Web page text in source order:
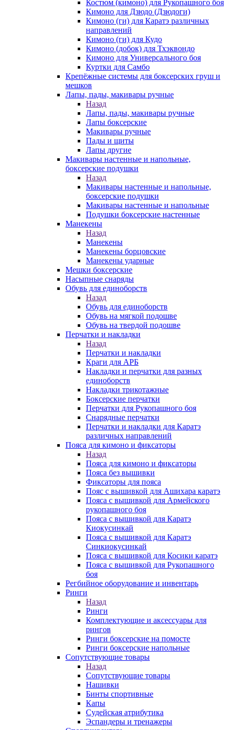
Костюм (кимоно) для Рукопашного боя
Кимоно для Дзюдо (Дзюдоги)
Кимоно (ги) для Каратэ различных
направлений
Кимоно (ги) для Кудо
Кимоно (добок) для Тхэквондо
Кимоно для Универсального боя
Куртки для Самбо
Крепёжные системы для боксерских груш и
мешков
Лапы, пады, макивары ручные
Назад
Лапы, пады, макивары ручные
Лапы боксерские
Макивары ручные
Пады и щиты
Лапы другие
Макивары настенные и напольные,
боксерские подушки
Назад
Макивары настенные и напольные,
боксерские подушки
Макивары настенные и напольные
Подушки боксерские настенные
Манекены
Назад
Манекены
Манекены борцовские
Манекены ударные
Мешки боксерские
Насыпные снаряды
Обувь для единоборств
Назад
Обувь для единоборств
Обувь на мягкой подошве
Обувь на твердой подошве
Перчатки и накладки
Назад
Перчатки и накладки
Краги для АРБ
Накладки и перчатки для разных
единоборств
Накладки трикотажные
Боксерские перчатки
Перчатки для Рукопашного боя
Снарядные перчатки
Перчатки и накладки для Каратэ
различных направлений
Пояса для кимоно и фиксаторы
Назад
Пояса для кимоно и фиксаторы
Пояса без вышивки
Фиксаторы для пояса
Пояс с вышивкой для Ашихара каратэ
Пояса с вышивкой для Армейского
рукопашного боя
Пояса с вышивкой для Каратэ
Киокусинкай
Пояса с вышивкой для Каратэ
Синкиокусинкай
Пояса с вышивкой для Косики каратэ
Пояса с вышивкой для Рукопашного
боя
Регбийное оборудование и инвентарь
Ринги
Назад
Ринги
Комплектующие и аксессуары для
рингов
Ринги боксерские на помосте
Ринги боксерские напольные
Сопутствующие товары
Назад
Сопутствующие товары
Нашивки
Бинты спортивные
Капы
Судейская атрибутика
Эспандеры и тренажеры